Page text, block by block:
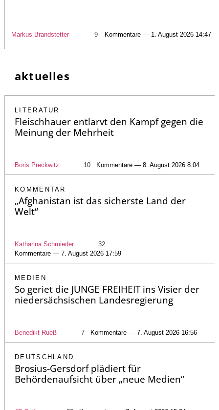
Markus Brandstetter 9 Kommentare — 1. August 2026 14:47
aktuelles
LITERATUR
Fleischhauer entlarvt den Kampf gegen die
Meinung der Mehrheit
Boris Preckwitz 10 Kommentare — 8. August 2026 8:04
KOMMENTAR
„Afghanistan ist das sicherste Land der
Welt“
Katharina Schmieder
32
Kommentare — 7. August 2026 17:59
MEDIEN
So geriet die JUNGE FREIHEIT ins Visier der
niedersächsischen Landesregierung
Benedikt Rueß 7 Kommentare — 7. August 2026 16:56
DEUTSCHLAND
Brosius-Gersdorf plädiert für
Behördenaufsicht über „neue Medien“